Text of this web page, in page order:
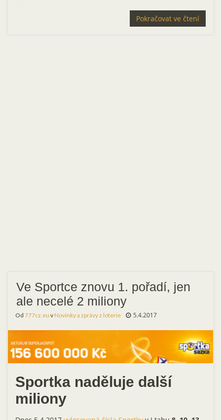
Pokračovat ve čtení
Ve Sportce znovu 1. pořadí, jen
ale necelé 2 miliony
Od 777cz.eu vNovinky a zprávy z loterie 5.4.2017
Sportka naděluje další
miliony